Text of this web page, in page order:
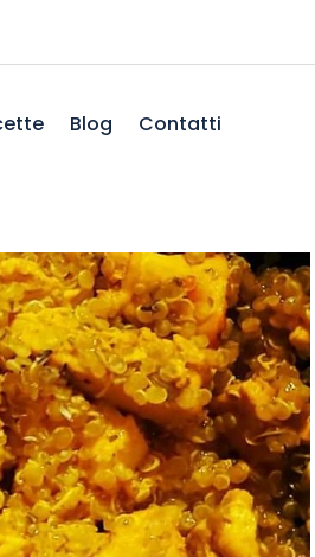
Blog Contatti